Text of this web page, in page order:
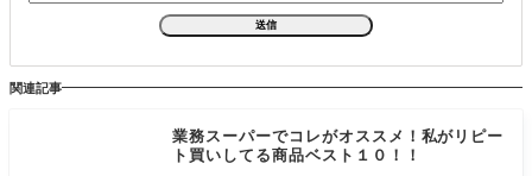
関連記事
業務スーパーでコレがオススメ！私がリピー
ト買いしてる商品ベスト１０！！